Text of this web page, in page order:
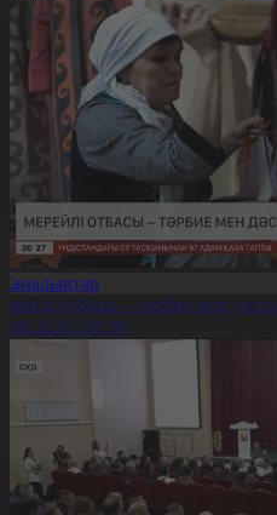
отбасы – тәрбие мен
20:19